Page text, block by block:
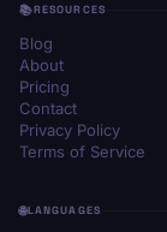
RESOURCES
Blog
About
Pricing
Contact
Privacy Policy
Terms of Service
LANGUAGES